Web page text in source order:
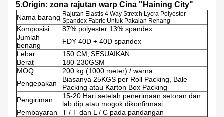
5.Origin: zona rajutan warp Cina "Haining City"
Nama barang Rajutan Elastis 4 Way Stretch Lycra Polyester
Spandex Fabric Untuk Pakaian Renang
Komposisi
87% polyester 13% spandex
Jumlah
benang
FDY 40D + 40D spandex
Lebar
150 CM; SESUAIKAN
Berat
180-230GSM
MOQ
200 kg (1000 meter) / warna
Pengepakan
Biasanya 25KGS per Roll Packing, Bale
Packing atau Karton Box Packing
Pengiriman
15-20 Hari setelah penerimaan setoran dan
lab dip atau mogok dikonfirmasi
Pembayaran
T / T dan L / C pada pandangan